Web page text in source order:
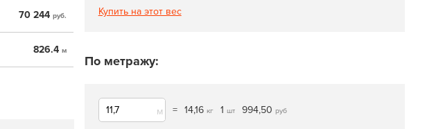
70 244руб.
826.4м
Купить на этот вес
По метражу:
м = 14,16 кг 1 шт 994,50 руб